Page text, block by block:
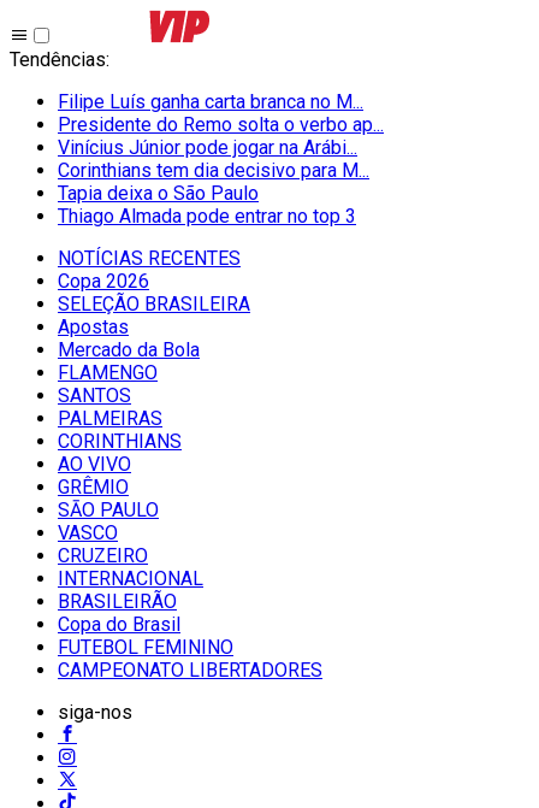
Tendências:
Filipe Luís ganha carta branca no M...
Presidente do Remo solta o verbo ap...
Vinícius Júnior pode jogar na Arábi...
Corinthians tem dia decisivo para M...
Tapia deixa o São Paulo
Thiago Almada pode entrar no top 3
NOTÍCIAS RECENTES
Copa 2026
SELEÇÃO BRASILEIRA
Apostas
Mercado da Bola
FLAMENGO
SANTOS
PALMEIRAS
CORINTHIANS
AO VIVO
GRÊMIO
SĀO PAULO
VASCO
CRUZEIRO
INTERNACIONAL
BRASILEIRÃO
Copa do Brasil
FUTEBOL FEMININO
CAMPEONATO LIBERTADORES
siga-nos